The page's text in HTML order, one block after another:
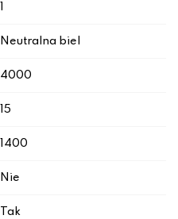
Neutralna biel
4000
15
1400
Nie
Tak